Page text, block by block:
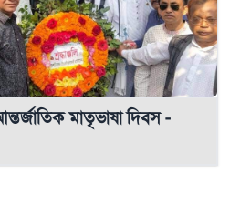
মাতৃভাষা দিবস -